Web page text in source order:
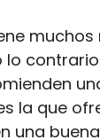
muchos
la que
una